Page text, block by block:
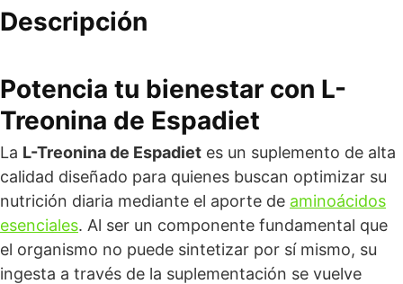
Descripción
Potencia tu bienestar con L-
Treonina de Espadiet
La L-Treonina de Espadiet es un suplemento de alta
calidad diseñado para quienes buscan optimizar su
nutrición diaria mediante el aporte de aminoácidos
esenciales. Al ser un componente fundamental que
el organismo no puede sintetizar por sí mismo, su
ingesta a través de la suplementación se vuelve